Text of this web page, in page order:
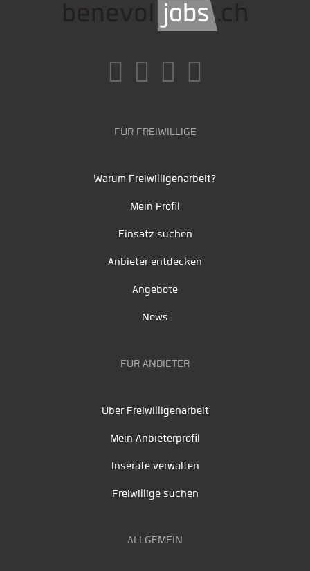
FÜR FREIWILLIGE
Warum Freiwilligenarbeit?
Mein Profil
Einsatz suchen
Anbieter entdecken
Angebote
News
FÜR ANBIETER
Über Freiwilligenarbeit
Mein Anbieterprofil
Inserate verwalten
Freiwillige suchen
ALLGEMEIN